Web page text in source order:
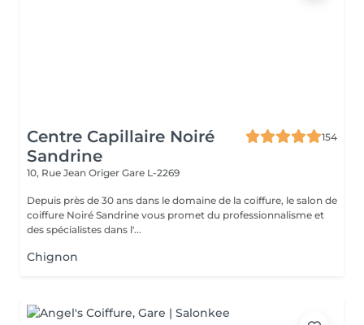
Centre Capillaire Noiré
Sandrine
154
10, Rue Jean Origer Gare L-2269
Depuis près de 30 ans dans le domaine de la coiffure, le salon de
coiffure Noiré Sandrine vous promet du professionnalisme et
des spécialistes dans l'...
Chignon